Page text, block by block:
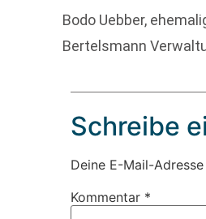
Bodo Uebber,
Bertelsmann
Schreibe
Deine E-Mail-
Kommentar *